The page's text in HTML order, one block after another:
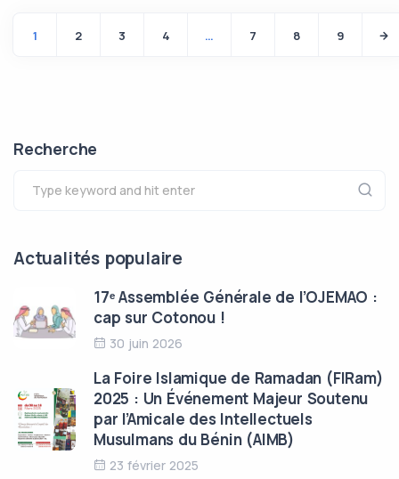
1 2 3 4 … 7 8 9
Recherche
Actualités populaire
17ᵉ Assemblée Générale de l’OJEMAO :
cap sur Cotonou !
30 juin 2026
La Foire Islamique de Ramadan (FIRam)
2025 : Un Événement Majeur Soutenu
par l’Amicale des Intellectuels
Musulmans du Bénin (AIMB)
23 février 2025